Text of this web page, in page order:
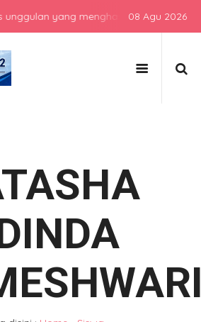
yang menghasilkan lulusan
08 Agu 2026